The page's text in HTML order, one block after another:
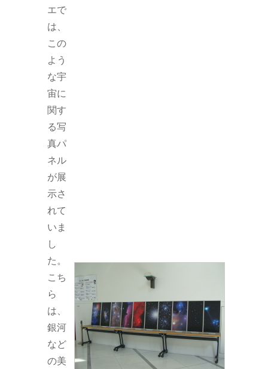
エで
は、
この
よう
な宇
宙に
関す
る写
真パ
ネル
が展
示さ
れて
いま
し
た。
こち
ら
は、
銀河
など
の美